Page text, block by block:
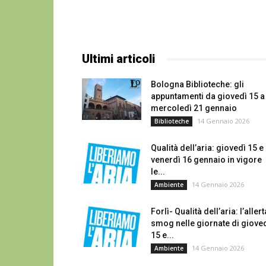
Ultimi articoli
Bologna Biblioteche: gli
appuntamenti da giovedì 15 a
mercoledì 21 gennaio
Biblioteche 14 Gennaio 2026
Qualità dell’aria: giovedì 15 e
venerdì 16 gennaio in vigore
le...
Ambiente 14 Gennaio 2026
Forlì- Qualità dell’aria:
smog nelle giornate di
15 e...
Ambiente 14 Gennaio 2026